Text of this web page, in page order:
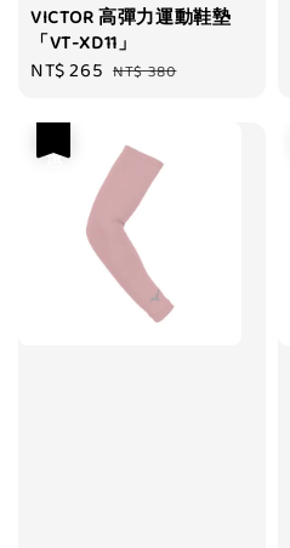
VICTOR 高彈力運動鞋墊
「VT-XD11」
Sale
NT$ 265 Regular
NT$ 380